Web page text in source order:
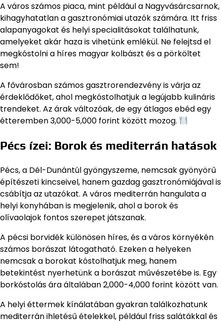
A város számos piaca, mint például a Nagyvásárcsarnok,
kihagyhatatlan a gasztronómiai utazók számára. Itt friss
alapanyagokat és helyi specialitásokat találhatunk,
amelyeket akár haza is vihetünk emlékül. Ne felejtsd el
megkóstolni a híres magyar kolbászt és a pörköltet
sem!
A fővárosban számos gasztrorendezvény is várja az
érdeklődőket, ahol megkóstolhatjuk a legújabb kulináris
trendeket. Az árak változóak, de egy átlagos ebéd egy
étteremben 3,000-5,000 forint között mozog.
Pécs ízei: Borok és mediterrán hatások
Pécs, a Dél-Dunántúl gyöngyszeme, nemcsak gyönyörű
építészeti kincseivel, hanem gazdag gasztronómiájával is
csábítja az utazókat. A város mediterrán hangulata a
helyi konyhában is megjelenik, ahol a borok és
olívaolajok fontos szerepet játszanak.
A pécsi borvidék különösen híres, és a város környékén
számos borászat látogatható. Ezeken a helyeken
nemcsak a borokat kóstolhatjuk meg, hanem
betekintést nyerhetünk a borászat művészetébe is. Egy
borkóstolás ára általában 2,000-4,000 forint között van.
A helyi éttermek kínálatában gyakran találkozhatunk
mediterrán ihletésű ételekkel, például friss salátákkal és